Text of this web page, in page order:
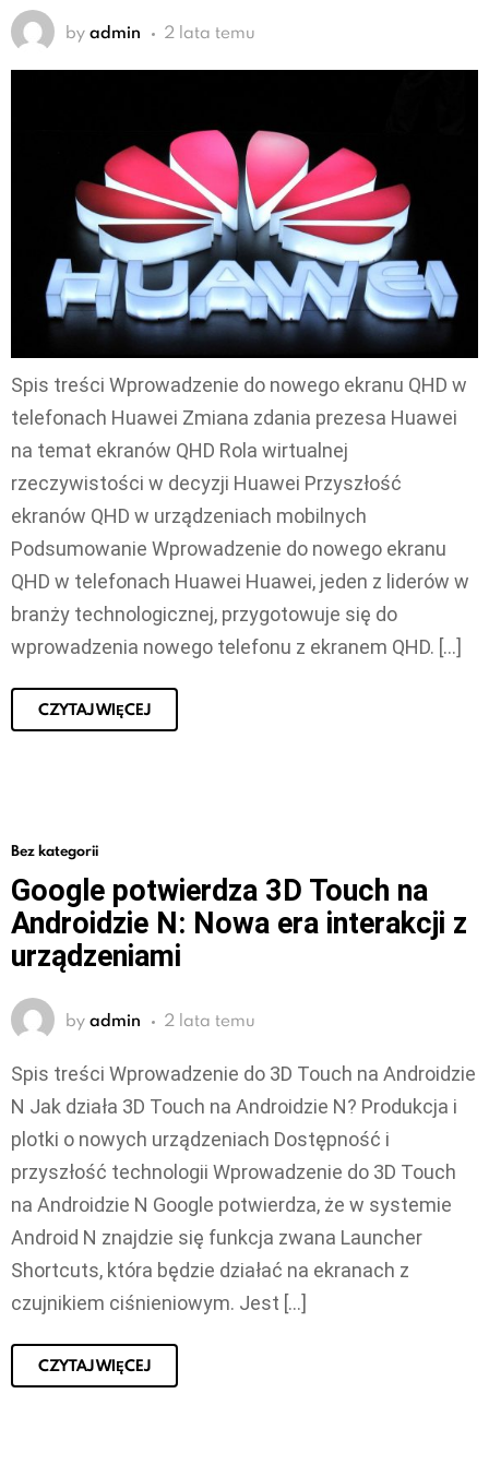
by admin 2 lata temu
Spis treści Wprowadzenie do nowego ekranu QHD w
telefonach Huawei Zmiana zdania prezesa Huawei
na temat ekranów QHD Rola wirtualnej
rzeczywistości w decyzji Huawei Przyszłość
ekranów QHD w urządzeniach mobilnych
Podsumowanie Wprowadzenie do nowego ekranu
QHD w telefonach Huawei Huawei, jeden z liderów w
branży technologicznej, przygotowuje się do
wprowadzenia nowego telefonu z ekranem QHD. […]
CZYTAJ WIĘCEJ
Bez kategorii
Google potwierdza 3D Touch na
Androidzie N: Nowa era interakcji z
urządzeniami
by admin 2 lata temu
Spis treści Wprowadzenie do 3D Touch na Androidzie
N Jak działa 3D Touch na Androidzie N? Produkcja i
plotki o nowych urządzeniach Dostępność i
przyszłość technologii Wprowadzenie do 3D Touch
na Androidzie N Google potwierdza, że w systemie
Android N znajdzie się funkcja zwana Launcher
Shortcuts, która będzie działać na ekranach z
czujnikiem ciśnieniowym. Jest […]
CZYTAJ WIĘCEJ